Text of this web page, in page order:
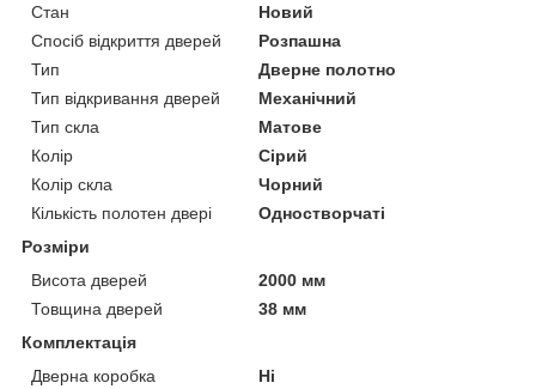
Стан
Новий
Спосіб відкриття дверей
Розпашна
Тип
Дверне полотно
Тип відкривання дверей
Механічний
Тип скла
Матове
Колір
Сірий
Колір скла
Чорний
Кількість полотен двері
Одностворчаті
Розміри
Висота дверей
2000 мм
Товщина дверей
38 мм
Комплектація
Дверна коробка
Ні